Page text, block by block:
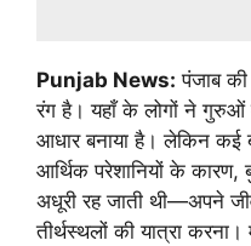
Punjab News: पंजाब
रंग है। यहाँ के लोगों ने गुरुओं
आधार बनाया है। लेकिन कई
आर्थिक परेशानियों के कारण,
अधूरी रह जाती थी—अपने
तीर्थस्थलों की यात्रा